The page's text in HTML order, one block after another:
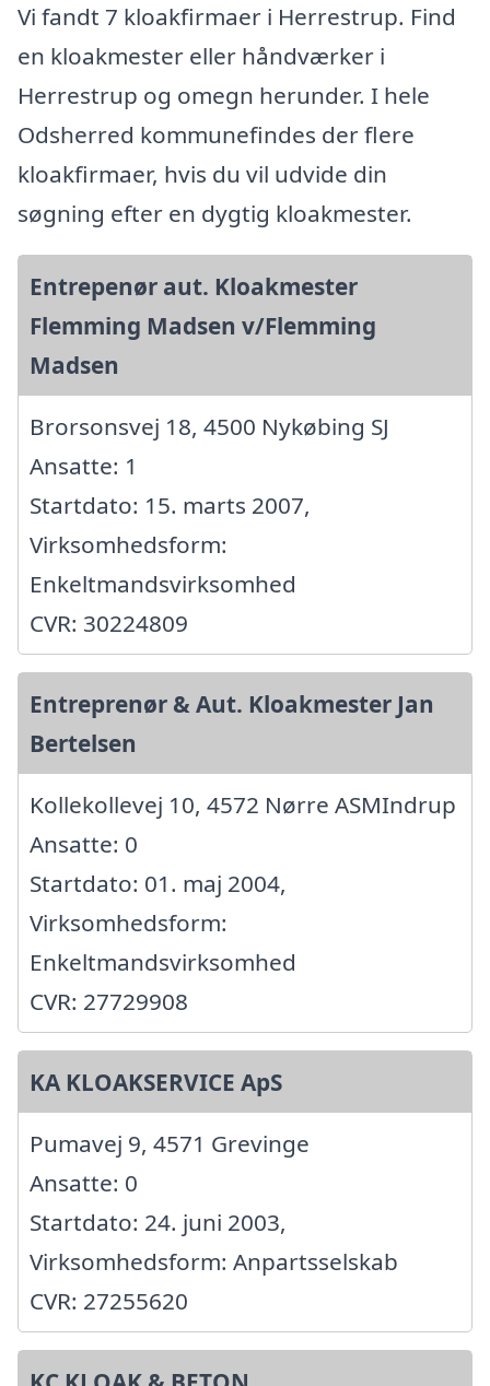
Vi fandt 7 kloakfirmaer i Herrestrup. Find
en kloakmester eller håndværker i
Herrestrup og omegn herunder. I hele
Odsherred kommunefindes der flere
kloakfirmaer, hvis du vil udvide din
søgning efter en dygtig kloakmester.
Entrepenør aut. Kloakmester
Flemming Madsen v/Flemming
Madsen
Brorsonsvej 18, 4500 Nykøbing SJ
Ansatte: 1
Startdato: 15. marts 2007,
Virksomhedsform:
Enkeltmandsvirksomhed
CVR: 30224809
Entreprenør & Aut. Kloakmester Jan
Bertelsen
Kollekollevej 10, 4572 Nørre ASMIndrup
Ansatte: 0
Startdato: 01. maj 2004,
Virksomhedsform:
Enkeltmandsvirksomhed
CVR: 27729908
KA KLOAKSERVICE ApS
Pumavej 9, 4571 Grevinge
Ansatte: 0
Startdato: 24. juni 2003,
Virksomhedsform: Anpartsselskab
CVR: 27255620